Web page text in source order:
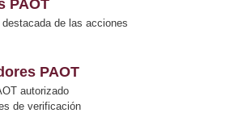
PAOT
destacada de las acciones
PAOT
autorizado
de verificación